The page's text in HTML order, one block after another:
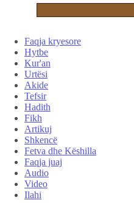
Faqja kryesore
Hytbe
Kur'an
Urtësi
Akide
Tefsir
Hadith
Fikh
Artikuj
Shkencë
Fetva dhe Këshilla
Faqja juaj
Audio
Video
Ilahi